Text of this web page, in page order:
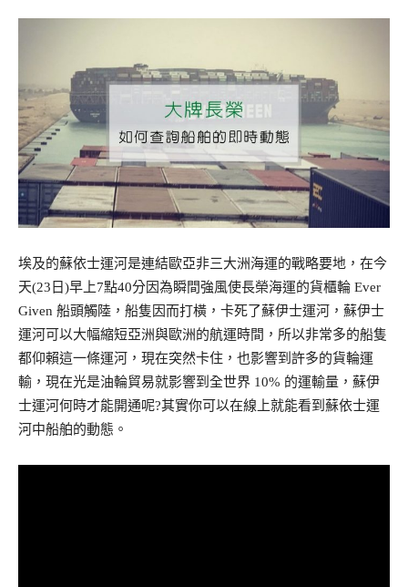
埃及的蘇依士運河是連結歐亞非三大洲海運的戰略要地，在今
天(23日)早上7點40分因為瞬間強風使長榮海運的貨櫃輪 Ever
Given 船頭觸陸，船隻因而打橫，卡死了蘇伊士運河，蘇伊士
運河可以大幅縮短亞洲與歐洲的航運時間，所以非常多的船隻
都仰賴這一條運河，現在突然卡住，也影響到許多的貨輪運
輸，現在光是油輪貿易就影響到全世界 10% 的運輸量，蘇伊
士運河何時才能開通呢?其實你可以在線上就能看到蘇依士運
河中船舶的動態。